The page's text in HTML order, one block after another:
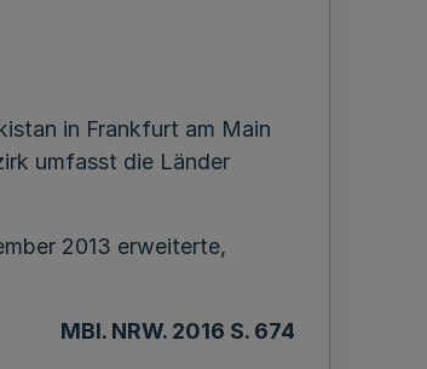
in Frankfurt am Main
umfasst die Länder
2013 erweiterte,
MBl. NRW. 2016 S. 674